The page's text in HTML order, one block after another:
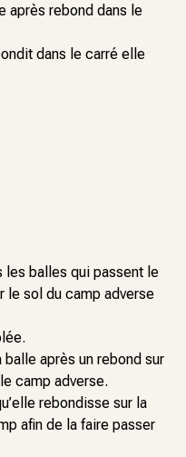
après rebond dans le
dans le carré elle
les balles qui passent le
le sol du camp adverse
après un rebond sur
camp adverse.
rebondisse sur la
afin de la faire passer